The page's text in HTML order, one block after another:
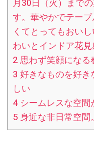
月30日（火）まで
す。華やかでテー
くてとってもおい
わいとインドア花
2思わず笑顔になる
3 好きなものを好
しい
4シームレスな空間
5身近な非日常空間